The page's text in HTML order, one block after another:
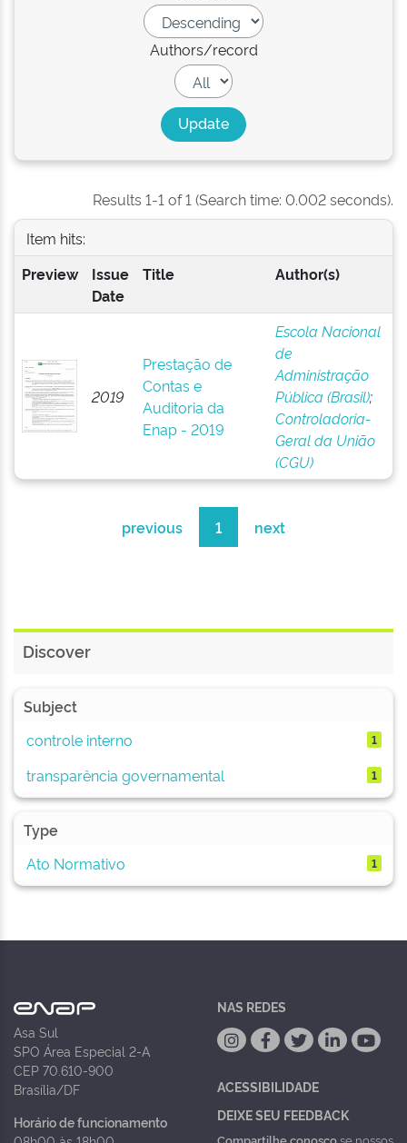
Authors/record
Results 1-1 of 1 (Search time: 0.002 seconds).
Item hits:
Preview
Issue
Date
Title Author(s)
2019
Prestação de
Contas e
Auditoria da
Enap - 2019
Escola Nacional
de
Administração
Pública (Brasil);
Controladoria-
Geral da União
(CGU)
previous 1 next
Discover
Subject
controle interno
1
transparência governamental 1
Type
Ato Normativo
1
Asa Sul
SPO Área Especial 2-A
CEP 70.610-900
Brasília/DF
Horário de funcionamento
NAS REDES
ACESSIBILIDADE
DEIXE SEU FEEDBACK
Compartilhe conosco se nossos